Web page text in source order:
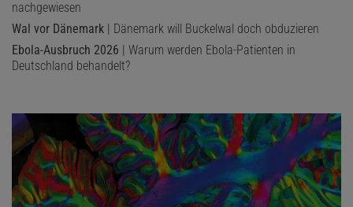
nachgewiesen
Wal vor Dänemark | Dänemark will Buckelwal doch obduzieren
Ebola-Ausbruch 2026 | Warum werden Ebola-Patienten in
Deutschland behandelt?